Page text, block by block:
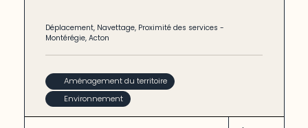
Déplacement, Navettage, Proximité des services -
Montérégie,Acton
Aménagement du territoire
Environnement